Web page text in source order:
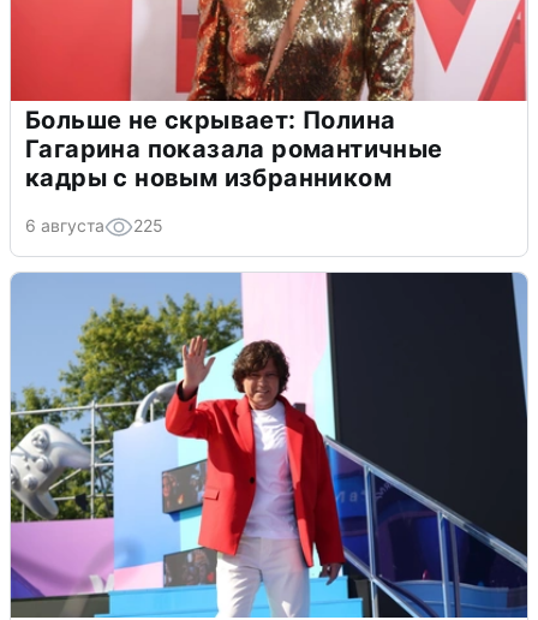
Больше не скрывает: Полина
Гагарина показала романтичные
кадры с новым избранником
6 августа 225